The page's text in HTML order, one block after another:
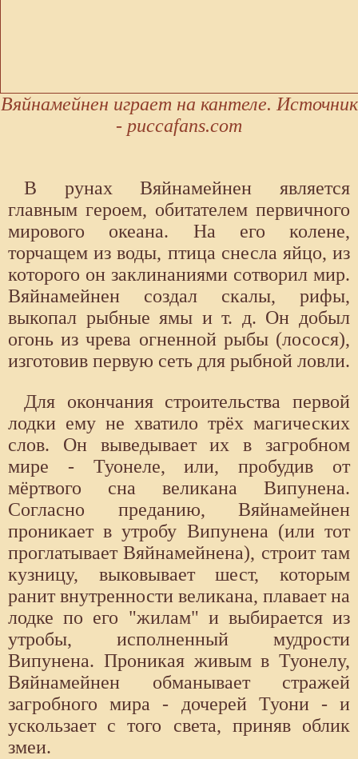
Вяйнамейнен играет на кантеле. Источник
- puccafans.com
В рунах Вяйнамейнен является
главным героем, обитателем первичного
мирового океана. На его колене,
торчащем из воды, птица снесла яйцо, из
которого он заклинаниями сотворил мир.
Вяйнамейнен создал скалы, рифы,
выкопал рыбные ямы и т. д. Он добыл
огонь из чрева огненной рыбы (лосося),
изготовив первую сеть для рыбной ловли.
Для окончания строительства первой
лодки ему не хватило трёх магических
слов. Он выведывает их в загробном
мире - Туонеле, или, пробудив от
мёртвого сна великана Випунена.
Согласно преданию, Вяйнамейнен
проникает в утробу Випунена (или тот
проглатывает Вяйнамейнена), строит там
кузницу, выковывает шест, которым
ранит внутренности великана, плавает на
лодке по его "жилам" и выбирается из
утробы, исполненный мудрости
Випунена. Проникая живым в Туонелу,
Вяйнамейнен обманывает стражей
загробного мира - дочерей Туони - и
ускользает с того света, приняв облик
змеи.